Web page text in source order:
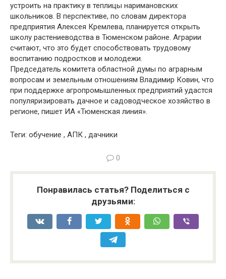
устроить на практику в теплицы наримановских
школьников. В перспективе, по словам директора
предприятия Алексея Кремлева, планируется открыть
школу растениеводства в Тюменском районе. Аграрии
считают, что это будет способствовать трудовому
воспитанию подростков и молодежи.
Председатель комитета областной думы по аграрным
вопросам и земельным отношениям Владимир Ковин, что
при поддержке агропромышленных предприятий удастся
популяризировать дачное и садоводческое хозяйство в
регионе, пишет ИА «Тюменская линия».
Теги: обучение , АПК , дачники
0
Понравилась статья? Поделиться с
друзьями: